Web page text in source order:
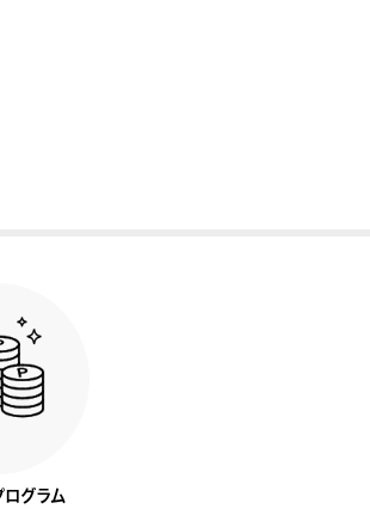
ログラム